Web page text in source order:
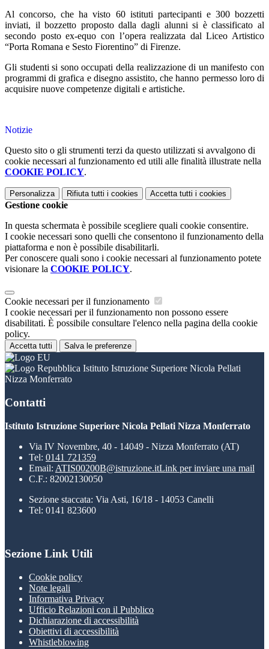
Al concorso, che ha visto 60 istituti partecipanti e 300 bozzetti
inviati, il bozzetto proposto dalla dagli alunni si è classificato al
secondo posto ex-equo con l’opera realizzata dal Liceo Artistico
“Porta Romana e Sesto Fiorentino” di Firenze.
Gli studenti si sono occupati della realizzazione di un manifesto con
programmi di grafica e disegno assistito, che hanno permesso loro di
acquisire nuove competenze digitali e artistiche.
Notizie
Questo sito o gli strumenti terzi da questo utilizzati si avvalgono di
cookie necessari al funzionamento ed utili alle finalità illustrate nella
COOKIE POLICY.
Personalizza Rifiuta tutti i cookies Accetta tutti i cookies
Gestione cookie
In questa schermata è possibile scegliere quali cookie consentire.
I cookie necessari sono quelli che consentono il funzionamento della
piattaforma e non è possibile disabilitarli.
Per conoscere quali sono i cookie necessari al funzionamento potete
visionare la COOKIE POLICY.
Cookie necessari per il funzionamento
I cookie necessari per il funzionamento non possono essere
disabilitati. È possibile consultare l'elenco nella pagina della cookie
policy.
Accetta tutti Salva le preferenze
Istituto Istruzione Superiore Nicola Pellati
Nizza Monferrato
Contatti
Istituto Istruzione Superiore Nicola Pellati Nizza Monferrato
Via IV Novembre, 40 - 14049 - Nizza Monferrato (AT)
Tel: 0141 721359
Email: ATIS00200B@istruzione.itLink per inviare una mail
C.F.: 82002130050
Sezione staccata: Via Asti, 16/18 - 14053 Canelli
Tel: 0141 823600
Sezione Link Utili
Cookie policy
Note legali
Informativa Privacy
Ufficio Relazioni con il Pubblico
Dichiarazione di accessibilità
Obiettivi di accessibilità
Whistleblowing